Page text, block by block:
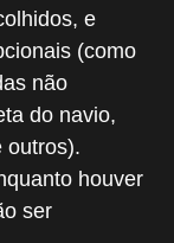
e
(como
não
do navio,
outros).
houver
ser